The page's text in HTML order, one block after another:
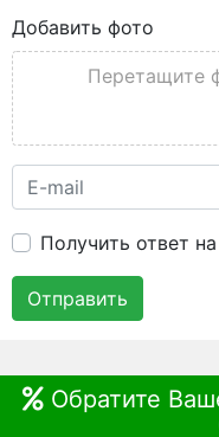
Добавить фото
Перетащите
Получить ответ
Отправить
Обратите